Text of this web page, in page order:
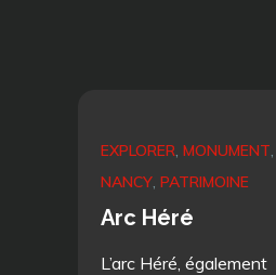
EXPLORER MONUMENT
NANCY PATRIMOINE
Arc Héré
L’arc Héré, également